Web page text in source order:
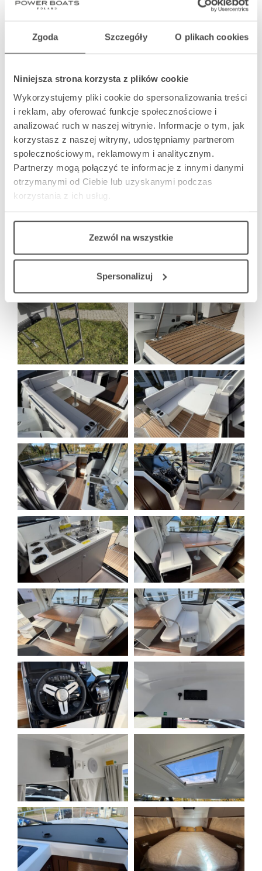
Zgoda Szczegóły O plikach cookies
Niniejsza strona korzysta z plików cookie
Wykorzystujemy pliki cookie do spersonalizowania treści
i reklam, aby oferować funkcje społecznościowe i
analizować ruch w naszej witrynie. Informacje o tym, jak
korzystasz z naszej witryny, udostępniamy partnerom
społecznościowym, reklamowym i analitycznym.
Partnerzy mogą połączyć te informacje z innymi danymi
otrzymanymi od Ciebie lub uzyskanymi podczas
korzystania z ich usług.
Zezwól na wszystkie
Spersonalizuj